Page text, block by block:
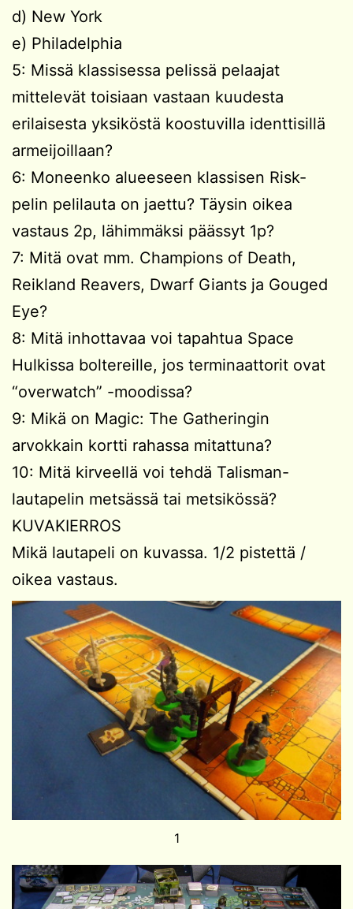
d) New York
e) Philadelphia
5: Missä klassisessa pelissä pelaajat
mittelevät toisiaan vastaan kuudesta
erilaisesta yksiköstä koostuvilla identtisillä
armeijoillaan?
6: Moneenko alueeseen klassisen Risk-
pelin pelilauta on jaettu? Täysin oikea
vastaus 2p, lähimmäksi päässyt 1p?
7: Mitä ovat mm. Champions of Death,
Reikland Reavers, Dwarf Giants ja Gouged
Eye?
8: Mitä inhottavaa voi tapahtua Space
Hulkissa boltereille, jos terminaattorit ovat
“overwatch” -moodissa?
9: Mikä on Magic: The Gatheringin
arvokkain kortti rahassa mitattuna?
10: Mitä kirveellä voi tehdä Talisman-
lautapelin metsässä tai metsikössä?
KUVAKIERROS
Mikä lautapeli on kuvassa. 1/2 pistettä /
oikea vastaus.
1